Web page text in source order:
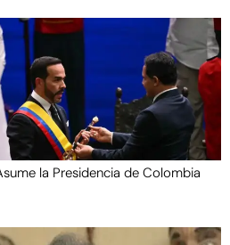
la Presidencia de Colombia